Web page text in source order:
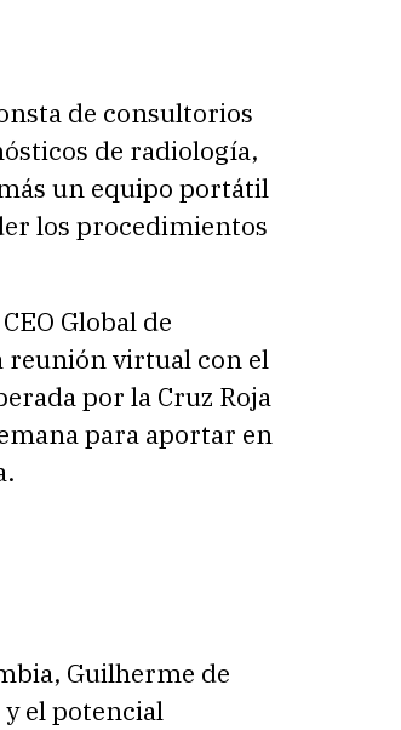
de consultorios
de radiología,
un equipo portátil
los procedimientos
Global de
reunión virtual con el
por la Cruz Roja
para aportar en
Guilherme de
el potencial